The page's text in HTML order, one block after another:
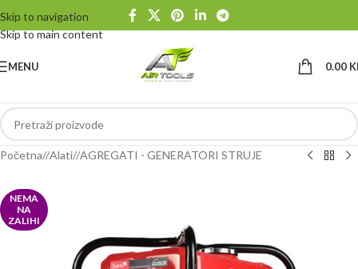
Skip to navigation
Skip to main content
MENU 0.00
Početna/ Alati/ AGREGATI - GENERATORI STRUJE
NEMA
NA
ZALIHI